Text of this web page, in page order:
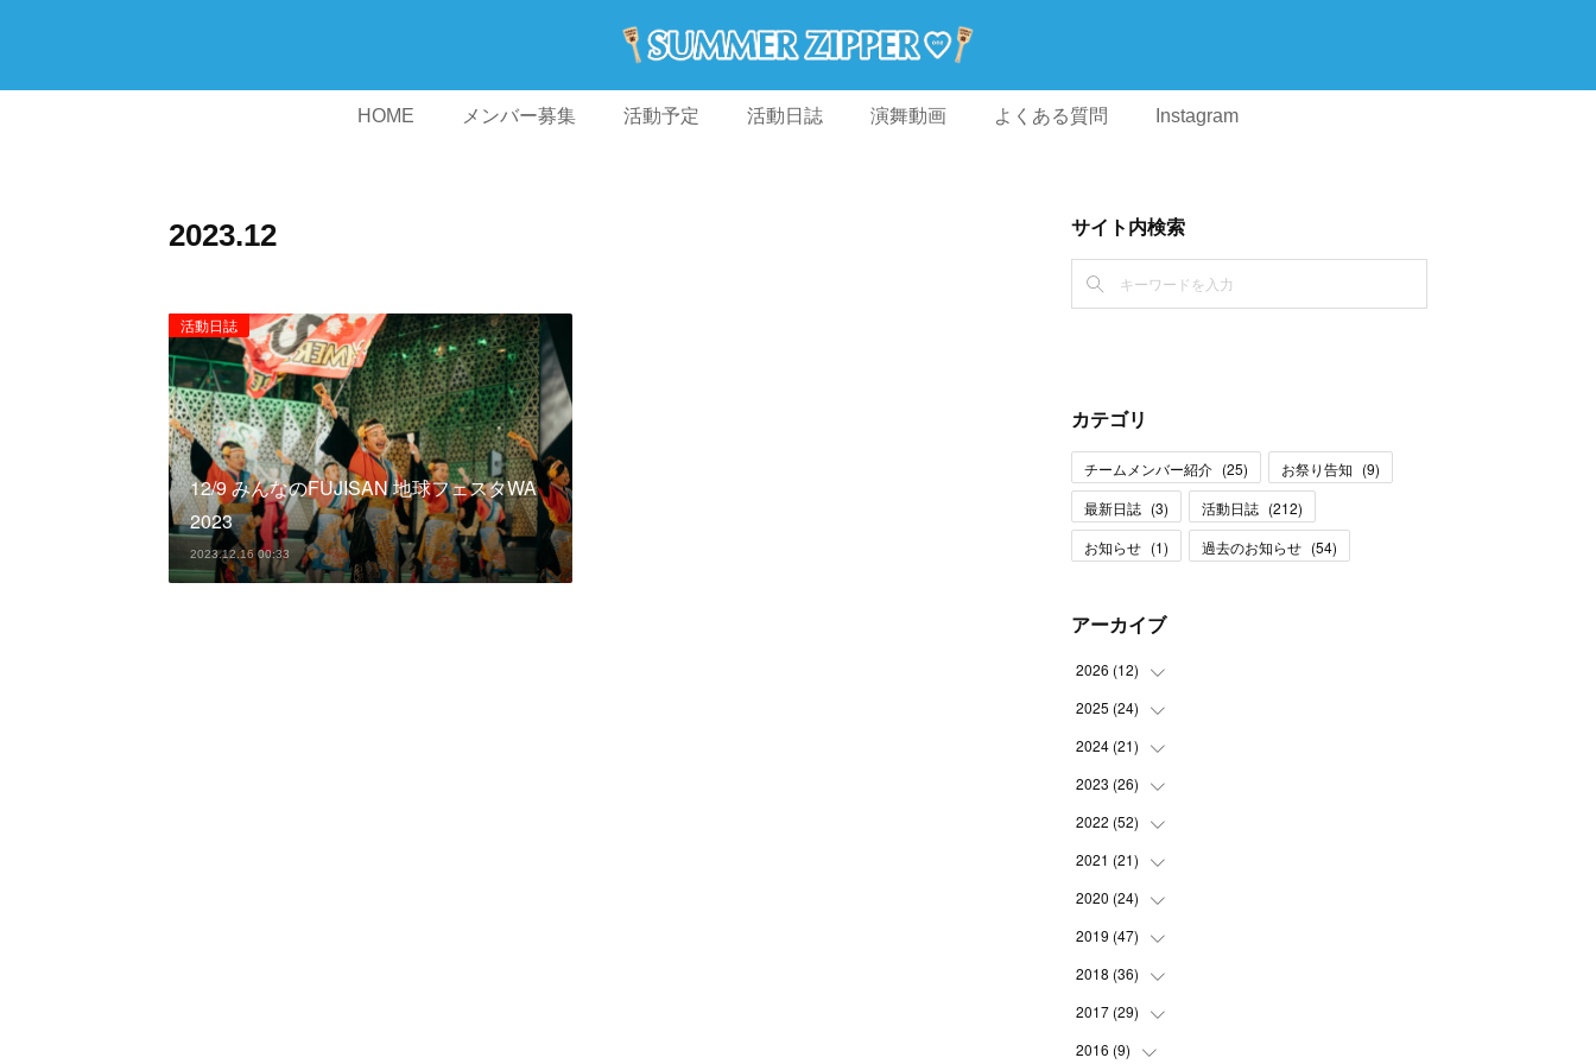
HOME メンバー募集 活動予定 活動日誌 演舞動画 よくある質問 Instagram
2023.12
活動日誌
12/9 みんなのFUJISAN 地球フェスタWA
2023
2023.12.16 00:33
サイト内検索
カテゴリ
チームメンバー紹介 (25) お祭り告知 (9)
最新日誌 (3) 活動日誌 (212)
お知らせ (1) 過去のお知らせ (54)
アーカイブ
2026 (12)
(1
(3
(1
(1
(2
(3
(1
2025 (24)
(2
(3
(1
(2
(2
(2
(1
(3
2024 (21)
(2
(2
(1
(2
(5
(2
(1
(
2023 (26)
(1
(2
(4
(2
(3
(2
(
2022 (52)
(3
(2
(5
(4
(6
(
2021 (21)
(4
(3
(4
(2
(
)
2020 (24)
(1
(4
(4
(
)
2019 (47)
(3
(2
(
)
2018 (36)
(2
(
)
2017 (29)
(
)
2016 (9)